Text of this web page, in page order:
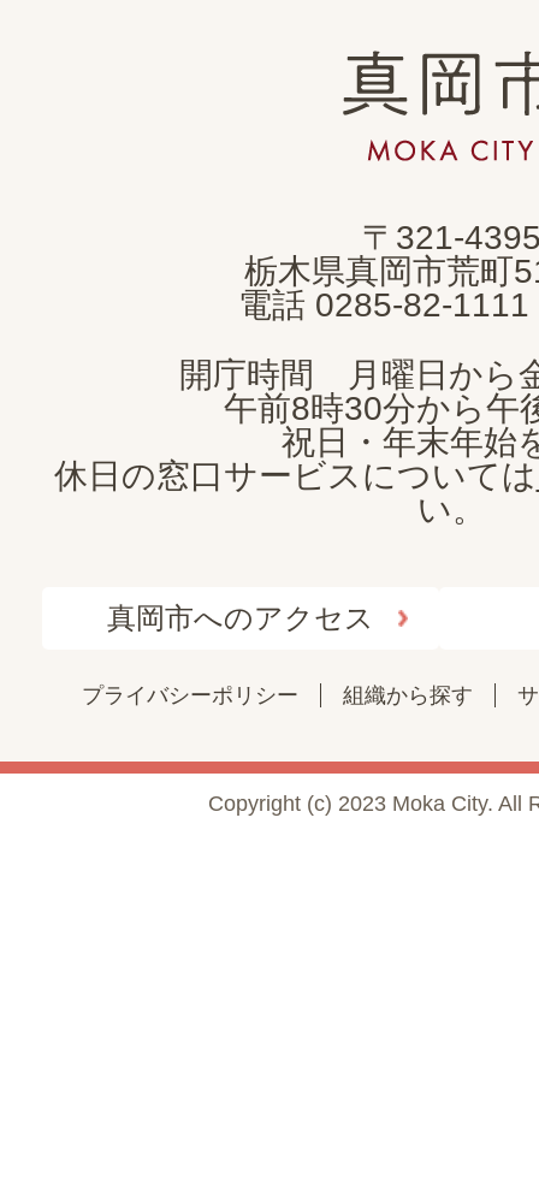
真
岡
市
CITY
〒321-
栃木県真岡市荒町
電話 0285-82-1111
開庁時間 月曜日から
午前8時30分から午
祝日・年末年始
休日の窓口サービスについては
い。
真岡市へのアクセス
プライバシーポリシー 組織から探す
Copyright (c) 2023 Moka City. All